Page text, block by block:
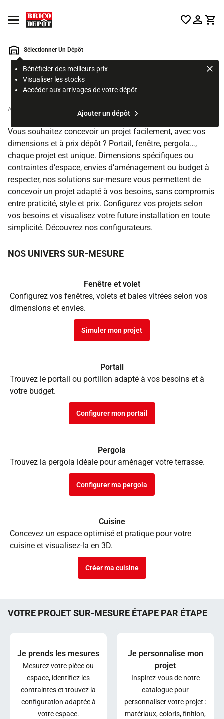
Ouvrir le menu
Sélectionner Un Dépôt
Bénéficier des meilleurs prix
Visualiser les stocks
Accéder aux arrivages de votre dépôt
Ajouter un dépôt
Rechercher
page
Accueil
Vous souhaitez concevoir un projet facilement, avec vos
dimensions et à prix dépôt ? Portail, fenêtre, pergola…,
chaque projet est unique. Dimensions spécifiques ou
contraintes d’espace, envies d’aménagement ou budget à
respecter, nos solutions sur-mesure vous permettent de
concevoir un projet adapté à vos besoins, sans compromis
entre praticité, style et prix. Configurez vos projets selon
vos besoins et visualisez votre future installation en toute
simplicité. Découvrez nos configurateurs.
NOS UNIVERS SUR-MESURE
Fenêtre et volet
Configurez vos fenêtres, volets et baies vitrées selon vos
dimensions et envies.
Simuler mon projet
Portail
Trouvez le portail ou portillon adapté à vos besoins et à
votre budget.
Configurer mon portail
Pergola
Trouvez la pergola idéale pour aménager votre terrasse.
Configurer ma pergola
Cuisine
Concevez un espace optimisé et pratique pour votre
cuisine et visualisez-la en 3D.
Créer ma cuisine
VOTRE PROJET SUR-MESURE ÉTAPE PAR ÉTAPE
Je prends les mesures
Mesurez votre pièce ou
espace, identifiez les
contraintes et trouvez la
configuration adaptée à
votre espace.
Je personnalise mon
projet
Inspirez-vous de notre
catalogue pour
personnaliser votre projet :
matériaux, coloris, finition,